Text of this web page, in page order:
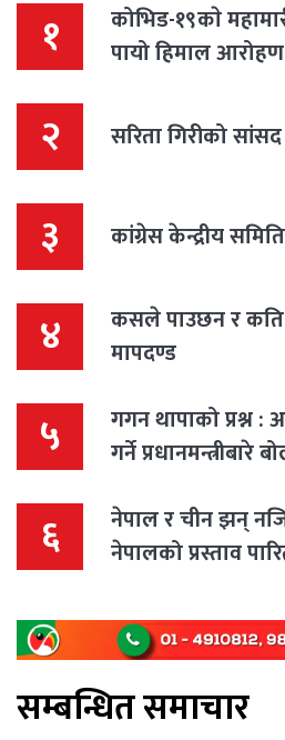
१
कोभिड-१९काे
पायो हिमाल
२ सरिता गिरीको
३ कांग्रेस केन्द्रीय
४
कसले पाउछन र कति
मापदण्ड
५
गगन थापाको प्रश्न
गर्ने प्रधानमन्त्रीबारे
६
नेपाल र चीन झन्
नेपालको प्रस्ताव
सम्बन्धित समाचार